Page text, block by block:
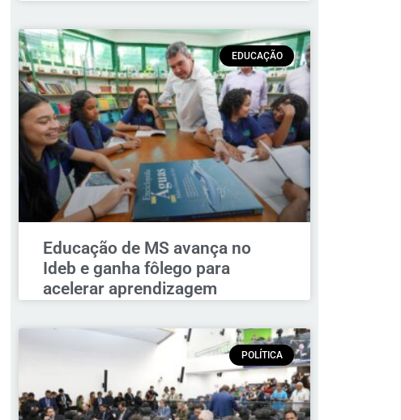
EDUCAÇÃO
Educação de MS avança no
Ideb e ganha fôlego para
acelerar aprendizagem
POLÍTICA